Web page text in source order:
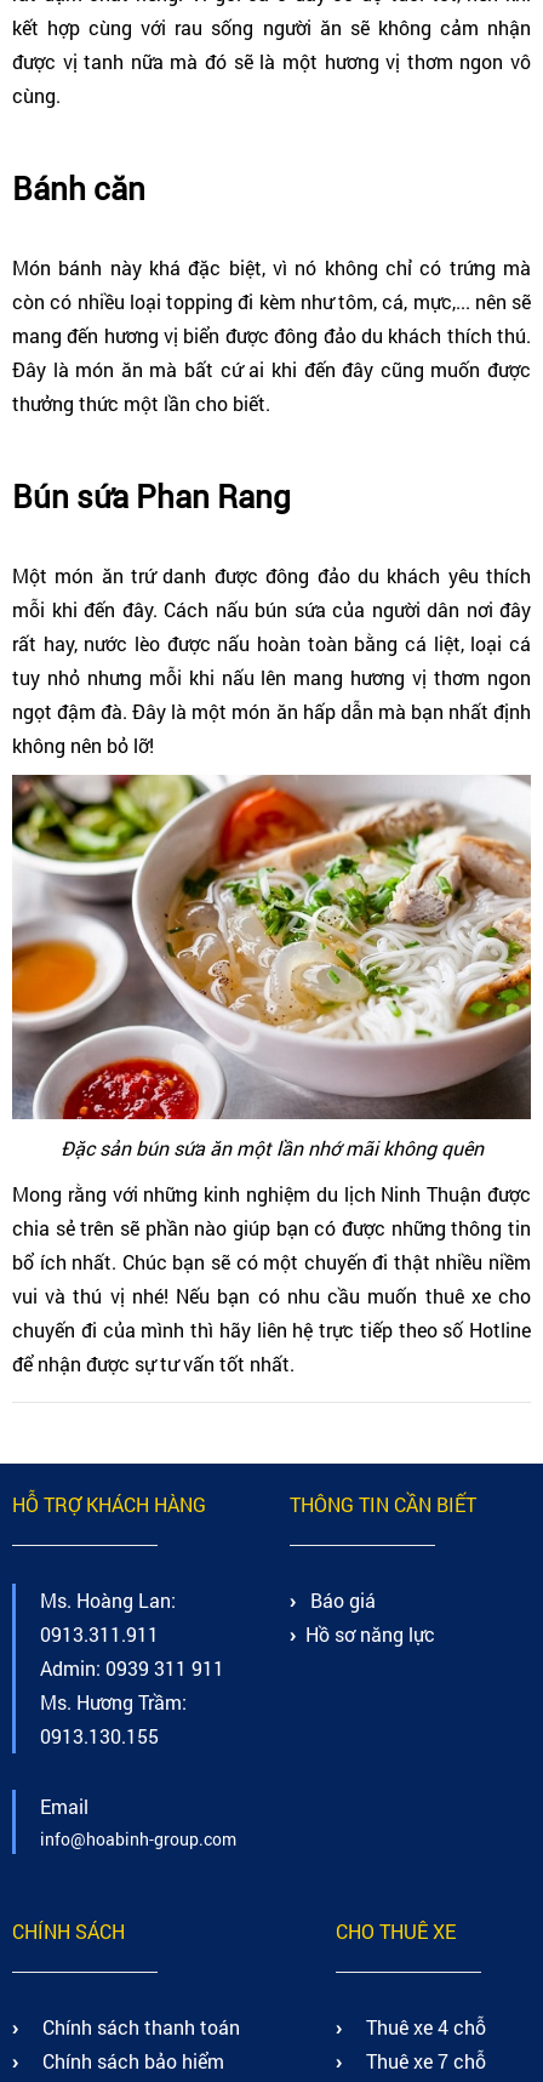
kết hợp cùng với rau sống người ăn sẽ không cảm nhận
được vị tanh nữa mà đó sẽ là một hương vị thơm ngon vô
cùng.
Bánh căn
Món bánh này khá đặc biệt, vì nó không chỉ có trứng mà
còn có nhiều loại topping đi kèm như tôm, cá, mực,... nên sẽ
mang đến hương vị biển được đông đảo du khách thích thú.
Đây là món ăn mà bất cứ ai khi đến đây cũng muốn được
thưởng thức một lần cho biết.
Bún sứa Phan Rang
Một món ăn trứ danh được đông đảo du khách yêu thích
mỗi khi đến đây. Cách nấu bún sứa của người dân nơi đây
rất hay, nước lèo được nấu hoàn toàn bằng cá liệt, loại cá
tuy nhỏ nhưng mỗi khi nấu lên mang hương vị thơm ngon
ngọt đậm đà. Đây là một món ăn hấp dẫn mà bạn nhất định
không nên bỏ lỡ!
Đặc sản bún sứa ăn một lần nhớ mãi không quên
Mong rằng với những kinh nghiệm du lịch Ninh Thuận được
chia sẻ trên sẽ phần nào giúp bạn có được những thông tin
bổ ích nhất. Chúc bạn sẽ có một chuyến đi thật nhiều niềm
vui và thú vị nhé! Nếu bạn có nhu cầu muốn thuê xe cho
chuyến đi của mình thì hãy liên hệ trực tiếp theo số Hotline
để nhận được sự tư vấn tốt nhất.
HỖ TRỢ KHÁCH HÀNG
Ms. Hoàng Lan:
0913.311.911
Admin: 0939 311 911
Ms. Hương Trầm:
0913.130.155
Email
info@hoabinh-group.com
THÔNG TIN CẦN BIẾT
Báo giá
Hồ sơ năng lực
CHÍNH SÁCH
Chính sách thanh toán
Chính sách bảo hiểm
CHO THUÊ XE
Thuê xe 4 chỗ
Thuê xe 7 chỗ